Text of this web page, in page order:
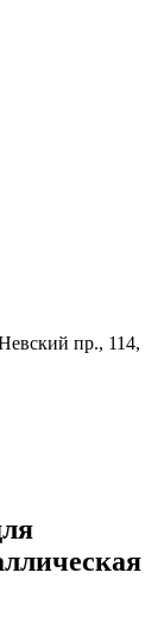
пр., 114,